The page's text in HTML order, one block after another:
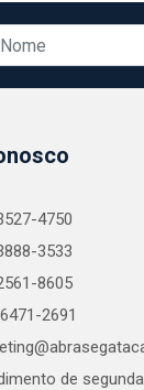
4750
3533
8605
2691
de